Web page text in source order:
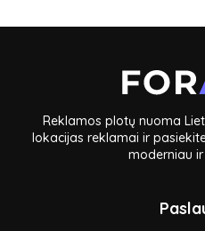
Reklamos plotų nuoma
lokacijas reklamai ir
moderniau